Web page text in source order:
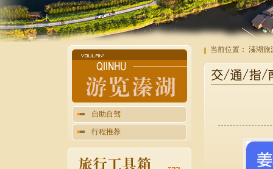
自助自驾
行程推荐
当前位置： 溱湖旅